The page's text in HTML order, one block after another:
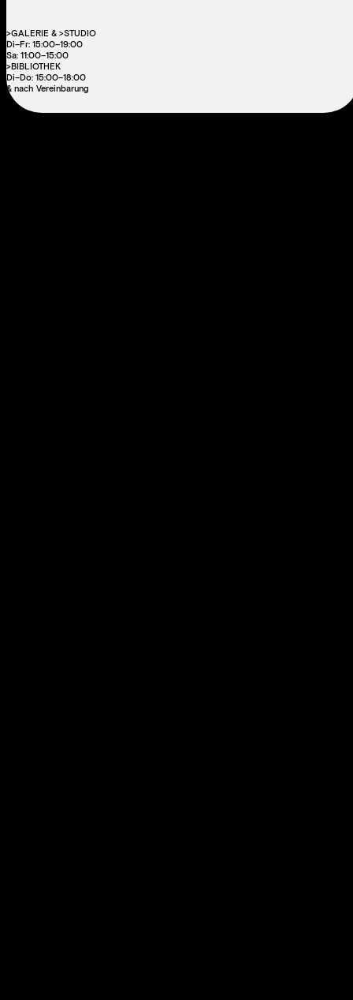
>GALERIE & >STUDIO
Di–Fr: 15:00–19:00
Sa: 11:00–15:00
>BIBLIOTHEK
Di–Do: 15:00–18:00
& nach Vereinbarung